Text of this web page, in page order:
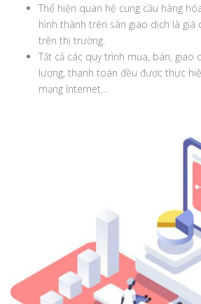
Thể hiện quan hệ cung cầu hàng
hình thành trên sàn giao dịch là giá
trên thị trường.
Tất cả các quy trình mua, bán, giao
lượng, thanh toán đều được thực
mạng Internet…